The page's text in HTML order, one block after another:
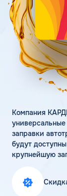
Статьи
Цена бензина и
Личный
Карта
Компания
заправки
будут
крупнейшую